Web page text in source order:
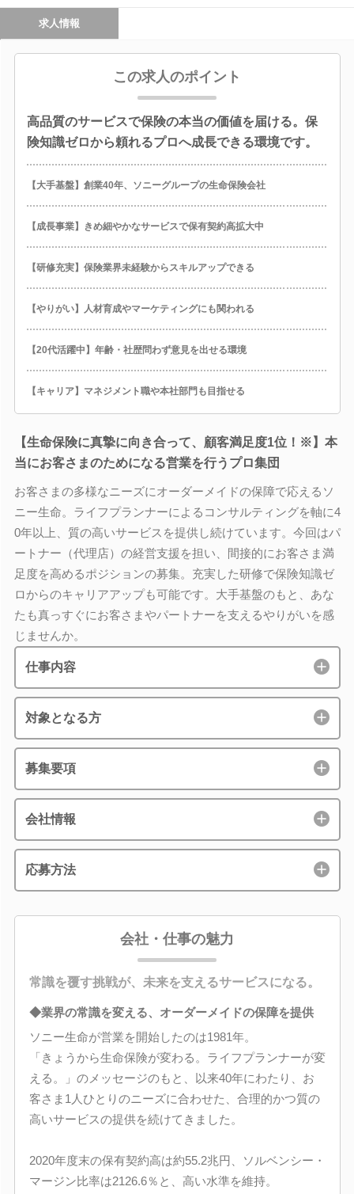
求人情報
この求人のポイント
高品質のサービスで保険の本当の価値を届ける。保
険知識ゼロから頼れるプロへ成長できる環境です。
【大手基盤】創業40年、ソニーグループの生命保険会社
【成長事業】きめ細やかなサービスで保有契約高拡大中
【研修充実】保険業界未経験からスキルアップできる
【やりがい】人材育成やマーケティングにも関われる
【20代活躍中】年齢・社歴問わず意見を出せる環境
【キャリア】マネジメント職や本社部門も目指せる
【生命保険に真摯に向き合って、顧客満足度1位！※】本
当にお客さまのためになる営業を行うプロ集団
お客さまの多様なニーズにオーダーメイドの保障で応えるソ
ニー生命。ライフプランナーによるコンサルティングを軸に4
0年以上、質の高いサービスを提供し続けています。今回はパ
ートナー（代理店）の経営支援を担い、間接的にお客さま満
足度を高めるポジションの募集。充実した研修で保険知識ゼ
ロからのキャリアアップも可能です。大手基盤のもと、あな
たも真っすぐにお客さまやパートナーを支えるやりがいを感
じませんか。
仕事内容
対象となる方
募集要項
会社情報
応募方法
会社・仕事の魅力
常識を覆す挑戦が、未来を支えるサービスになる。
◆業界の常識を変える、オーダーメイドの保障を提供
ソニー生命が営業を開始したのは1981年。
「きょうから生命保険が変わる。ライフプランナーが変
える。」のメッセージのもと、以来40年にわたり、お
客さま1人ひとりのニーズに合わせた、合理的かつ質の
高いサービスの提供を続けてきました。
2020年度末の保有契約高は約55.2兆円、ソルベンシー・
マージン比率は2126.6％と、高い水準を維持。